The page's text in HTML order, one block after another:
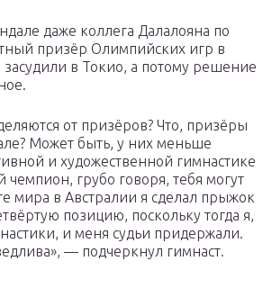
даже коллега Далалояна по
призёр Олимпийских игр в
в Токио, а потому решение
от призёров? Что, призёры
Может быть, у них меньше
и художественной гимнастике
грубо говоря, тебя могут
мира в Австралии я сделал прыжок
позицию, поскольку тогда я,
и меня судьи придержали.
— подчеркнул гимнаст.